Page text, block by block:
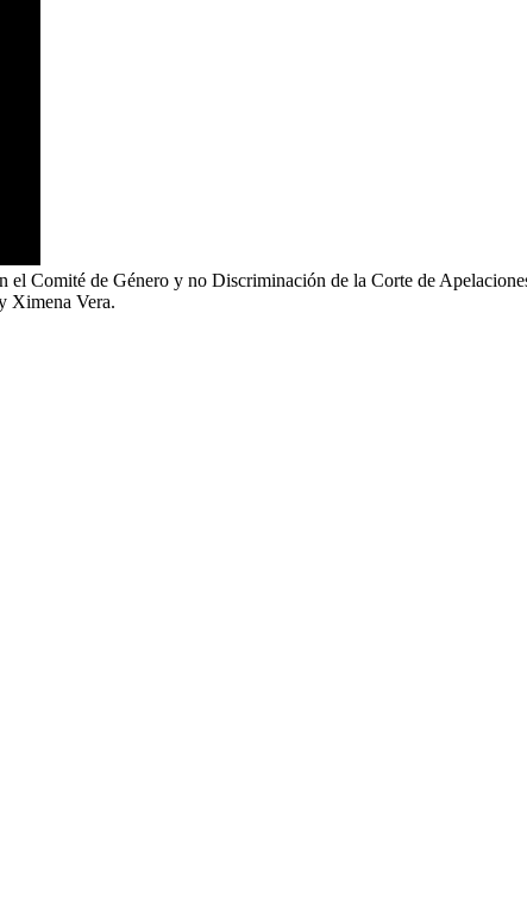
Comité de Género y no Discriminación de la Corte de
Ximena Vera.